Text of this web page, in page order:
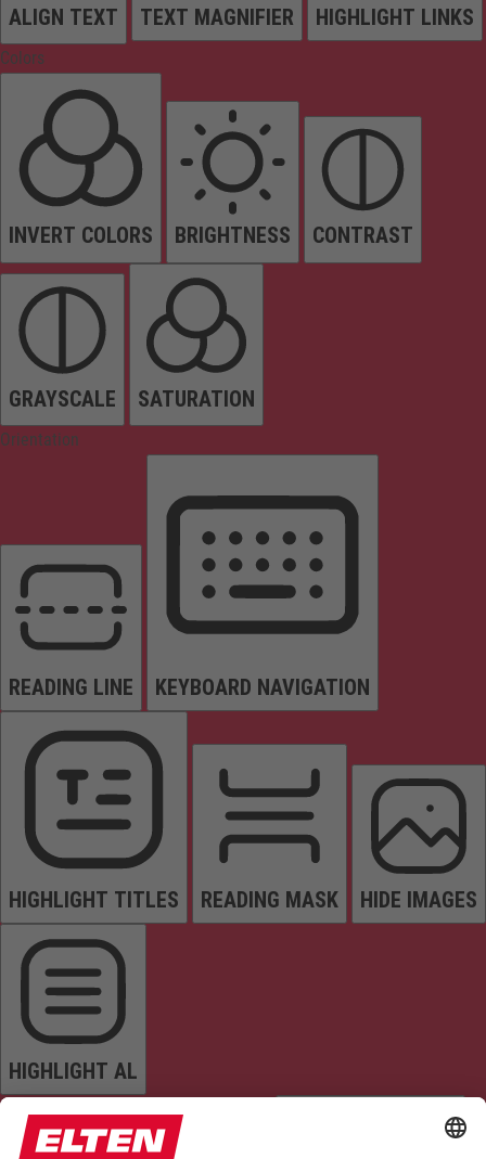
ALIGN TEXT TEXT MAGNIFIER HIGHLIGHT LINKS
Colors
INVERT COLORS BRIGHTNESS CONTRAST
GRAYSCALE SATURATION
Orientation
READING LINE KEYBOARD NAVIGATION
HIGHLIGHT TITLES READING MASK HIDE IMAGES
HIGHLIGHT AL